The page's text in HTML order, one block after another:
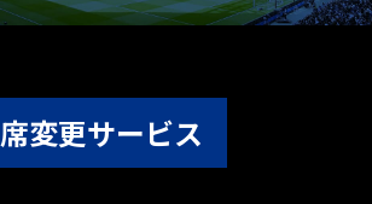
席変更サービス